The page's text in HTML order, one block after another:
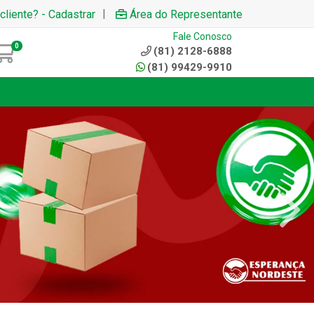
- Cadastrar | Área do Representante
0
Fale Conosco
(81) 2128-6888
(81) 99429-9910